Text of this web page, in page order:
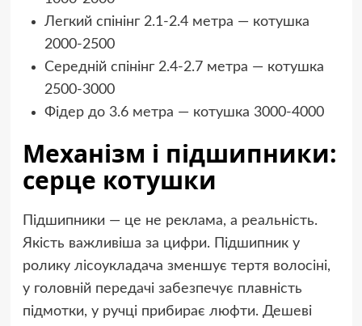
Легкий спінінг 2.1-2.4 метра — котушка
2000-2500
Середній спінінг 2.4-2.7 метра — котушка
2500-3000
Фідер до 3.6 метра — котушка 3000-4000
Механізм і підшипники:
серце котушки
Підшипники — це не реклама, а реальність.
Якість важливіша за цифри. Підшипник у
ролику лісоукладача зменшує тертя волосіні,
у головній передачі забезпечує плавність
підмотки, у ручці прибирає люфти. Дешеві